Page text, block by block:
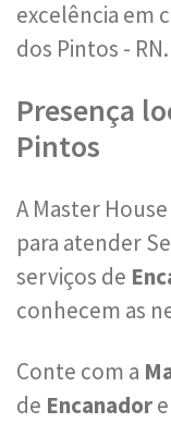
excelência em
dos Pintos - RN.
Presença
Pintos
A Master
para atender
serviços de
conhecem as
Conte com a
de Encanador